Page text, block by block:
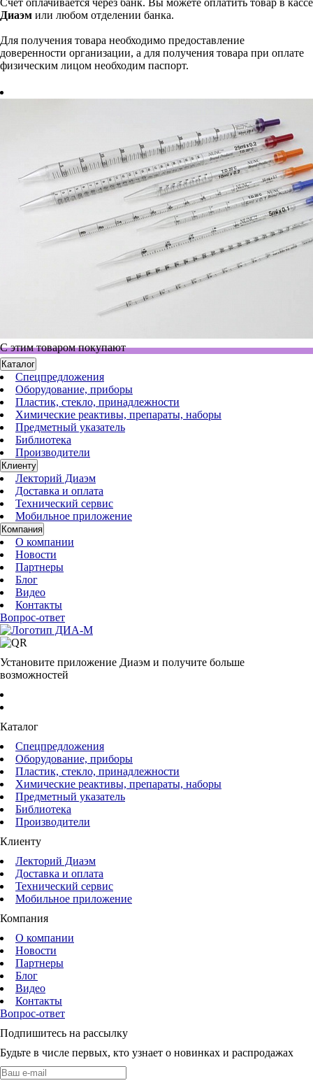
Счет оплачивается через банк. Вы можете оплатить товар в кассе
Диаэм или любом отделении банка.
Для получения товара необходимо предоставление
доверенности организации, а для получения товара при оплате
физическим лицом необходим паспорт.
С этим товаром покупают
Каталог
Спецпредложения
Оборудование, приборы
Пластик, стекло, принадлежности
Химические реактивы, препараты, наборы
Предметный указатель
Библиотека
Производители
Клиенту
Лекторий Диаэм
Доставка и оплата
Технический сервис
Мобильное приложение
Компания
О компании
Новости
Партнеры
Блог
Видео
Контакты
Вопрос-ответ
Установите приложение Диаэм и получите больше
возможностей
Каталог
Спецпредложения
Оборудование, приборы
Пластик, стекло, принадлежности
Химические реактивы, препараты, наборы
Предметный указатель
Библиотека
Производители
Клиенту
Лекторий Диаэм
Доставка и оплата
Технический сервис
Мобильное приложение
Компания
О компании
Новости
Партнеры
Блог
Видео
Контакты
Вопрос-ответ
Подпишитесь на рассылку
Будьте в числе первых, кто узнает о новинках и распродажах